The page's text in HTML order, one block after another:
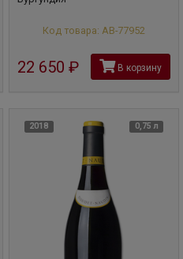
Код товара: АВ-77952
22 650 рубВ корзину
2018 0,75 л